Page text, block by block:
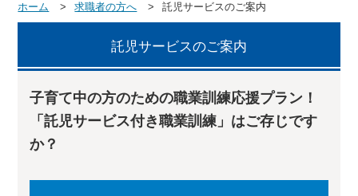
ホーム 求職者の方へ 託児サービスのご案内
託児サービスのご案内
子育て中の方のための職業訓練応援プラン！
「託児サービス付き職業訓練」はご存じです
か？